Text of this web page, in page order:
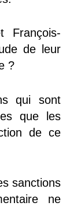
François-
de leur
?
qui sont
que les
de ce
sanctions
ne